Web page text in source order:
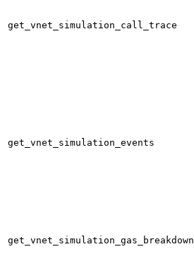
get_vnet_simulation_call_trace
get_vnet_simulation_events
get_vnet_simulation_gas_breakdown